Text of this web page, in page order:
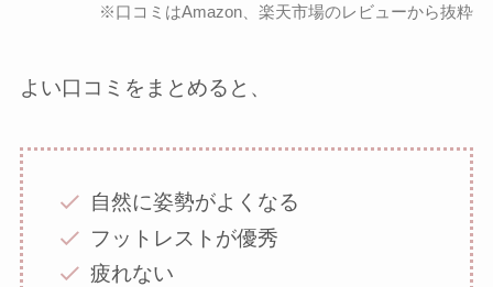
※口コミはAmazon、楽天市場のレビューから抜粋
よい口コミをまとめると、
自然に姿勢がよくなる
フットレストが優秀
疲れない